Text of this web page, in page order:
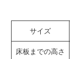
サイズ
床板までの高さ